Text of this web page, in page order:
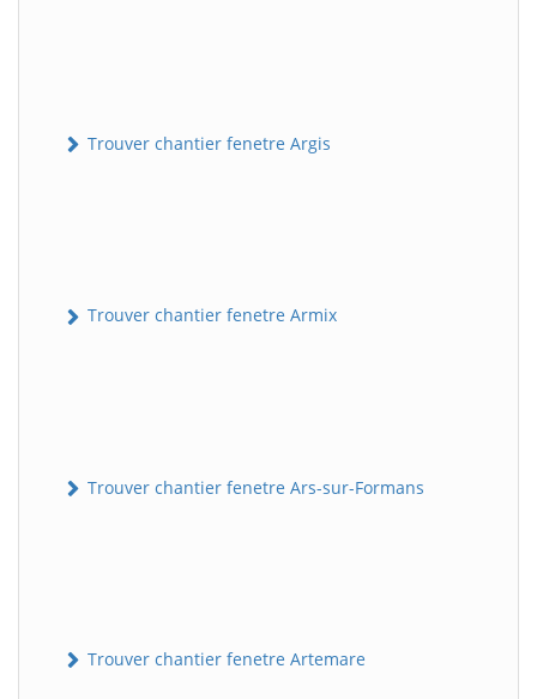
Trouver chantier fenetre Argis
Trouver chantier fenetre Armix
Trouver chantier fenetre Ars-sur-Formans
Trouver chantier fenetre Artemare